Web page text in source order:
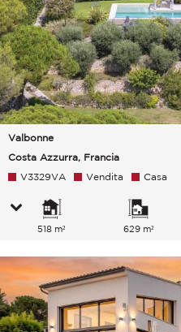
Valbonne
Costa Azzurra, Francia
V3329VA Vendita Casa
518 m² 629 m²